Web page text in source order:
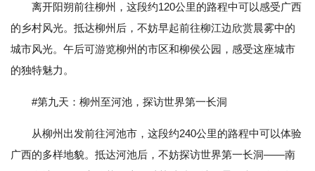
离开阳朔前往柳州，这段约120公里的路程中可以感受广西
的乡村风光。抵达柳州后，不妨早起前往柳江边欣赏晨雾中的
城市风光。午后可游览柳州的市区和柳侯公园，感受这座城市
的独特魅力。
#第九天：柳州至河池，探访世界第一长洞
从柳州出发前往河池市，这段约240公里的路程中可以体验
广西的多样地貌。抵达河池后，不妨探访世界第一长洞——南